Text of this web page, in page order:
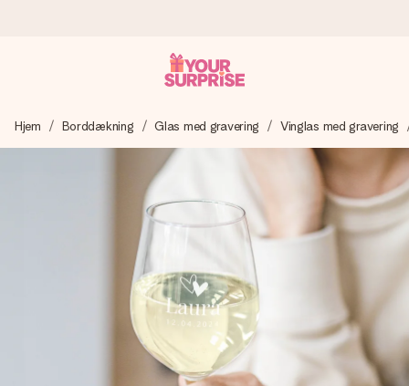
Vi laver din gave med omhu og sender den lynhurtigt – så
du kan give den på det helt rette tidspunkt, når den
4,7 (baseret på +15.000 anmeldelser)
Vores gaver inspirerer. Kunderne giver os 4,7 på Google
Gratis kort med hilsen
Hjem Borddækning Glas med gravering Vinglas med gravering